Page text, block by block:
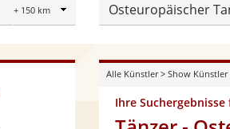
Ort
Events
festlegen
Osteuropäischer
Alle Künstler> Show Künstler
Ihre Suchergebnisse